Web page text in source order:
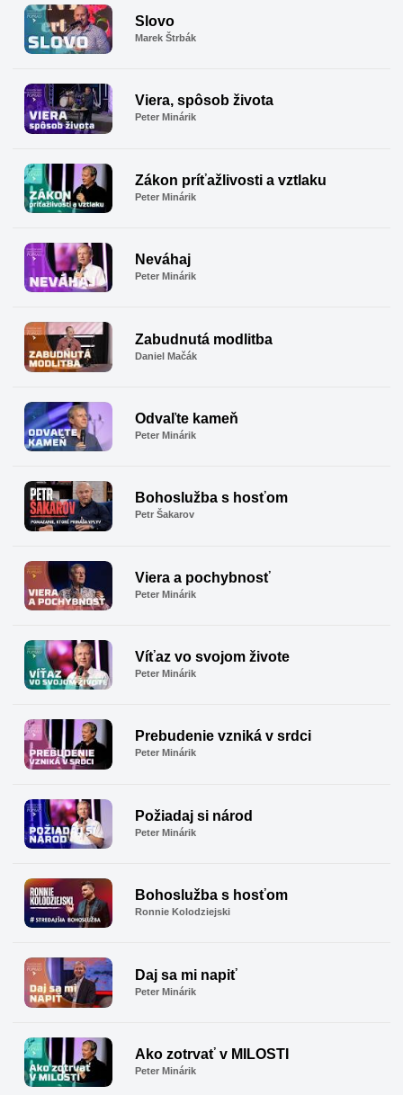
Slovo
Marek Štrbák
Viera, spôsob života
Peter Minárik
Zákon príťažlivosti a vztlaku
Peter Minárik
Neváhaj
Peter Minárik
Zabudnutá modlitba
Daniel Mačák
Odvaľte kameň
Peter Minárik
Bohoslužba s hosťom
Petr Šakarov
Viera a pochybnosť
Peter Minárik
Víťaz vo svojom živote
Peter Minárik
Prebudenie vzniká v srdci
Peter Minárik
Požiadaj si národ
Peter Minárik
Bohoslužba s hosťom
Ronnie Kolodziejski
Daj sa mi napiť
Peter Minárik
Ako zotrvať v MILOSTI
Peter Minárik